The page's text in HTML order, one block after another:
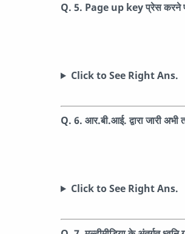
Q. 5. Page up key प्रेस करने
Click to See Right Ans.
Q. 6. आर.बी.आई. द्वारा जारी
Click to See Right Ans.